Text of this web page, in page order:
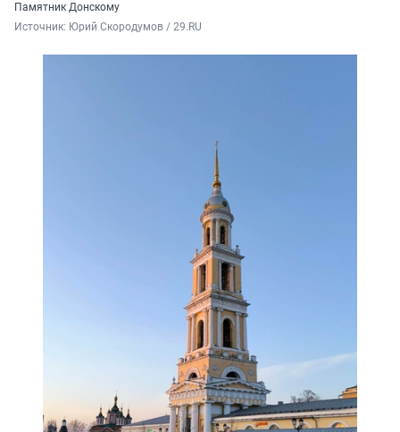
Памятник Донскому
Источник: Юрий Скородумов / 29.RU